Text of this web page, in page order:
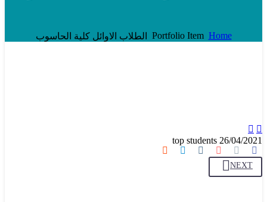
Home
Portfolio Item الطلاب الاوائل كلية الحاسوب
 
26/04/2021
top students
NEXT